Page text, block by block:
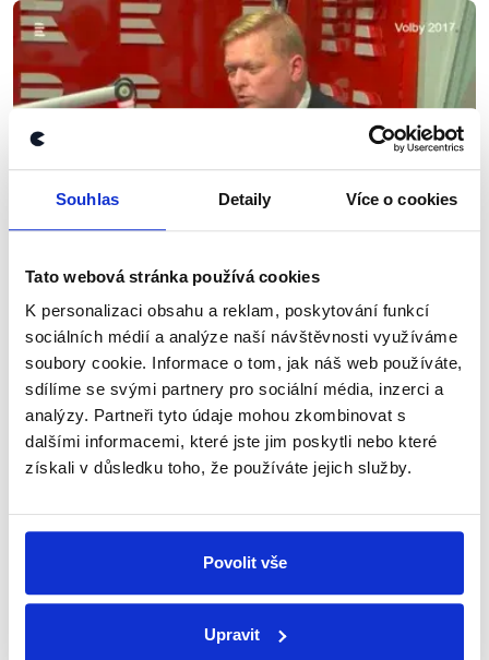
Souhlas Detaily Více o cookies
Tato webová stránka používá cookies
K personalizaci obsahu a reklam, poskytování funkcí
sociálních médií a analýze naší návštěvnosti využíváme
soubory cookie. Informace o tom, jak náš web používáte,
sdílíme se svými partnery pro sociální média, inzerci a
analýzy. Partneři tyto údaje mohou zkombinovat s
dalšími informacemi, které jste jim poskytli nebo které
získali v důsledku toho, že používáte jejich služby.
Povolit vše
Upravit
Volby 2017: Lídr KDU-ČSL v ČRo
24. září 2017
Předseda KDU-ČSL Bělobrádek si ve svém
rozhovoru připsal doposud nejvíce faktických
výroků ze všech námi sledovaných lídrů, kteří
vystoupili v rozhovoru Českého rozhlasu.
Zůstaňme v kontaktu